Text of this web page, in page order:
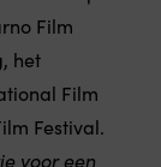
Film
het
Film
Festival.
voor een